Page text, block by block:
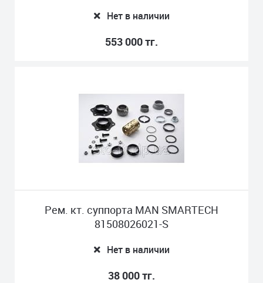
Нет в наличии
553 000 тг.
Рем. кт. суппорта MAN SMARTECH
81508026021-S
Нет в наличии
38 000 тг.